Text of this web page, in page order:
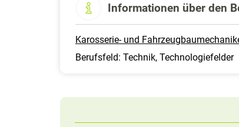
Informationen über den
Karosserie- und
Berufsfeld: Technik, Technologiefelder